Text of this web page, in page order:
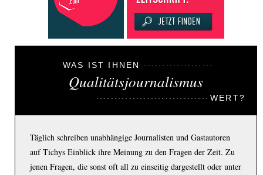
WAS IST IHNEN
Qualitätsjournalismus
WERT?
Täglich schreiben unabhängige Journalisten und Gastautoren
auf Tichys Einblick ihre Meinung zu den Fragen der Zeit. Zu
jenen Fragen, die sonst oft all zu einseitig dargestellt oder unter